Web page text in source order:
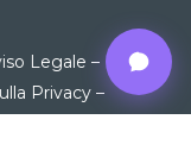
Legale –
Privacy–